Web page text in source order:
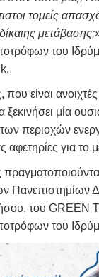
τομείς
του
είναι
μία
περιοχών
αφετηρίες για το
Πανεπιστημίων
του GREEN
του